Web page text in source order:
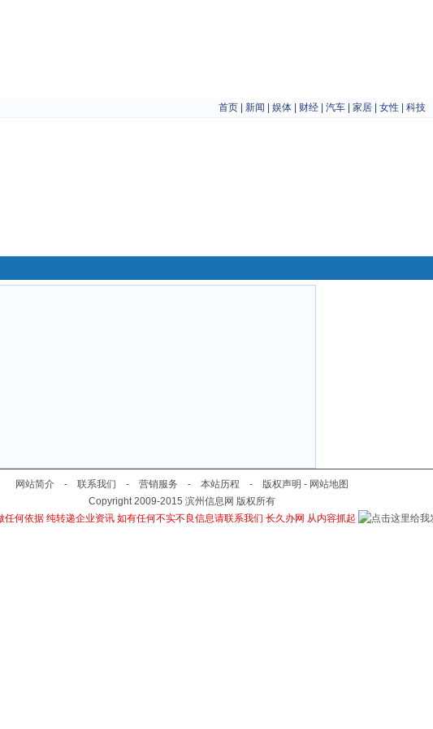
首页 新闻 娱体 财经 汽车 家居 女性 科技
网站简介 - 联系我们 - 营销服务 - 本站历程 - 版权声明 - 网站地图
Copyright 2009-2015 滨州信息网 版权所有
任何依据 纯转递企业资讯 如有任何不实不良信息请联系我们 长久办网 从内容抓起